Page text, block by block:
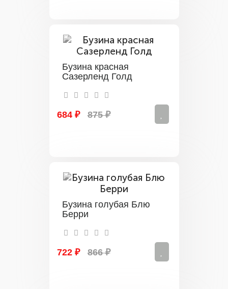
Бузина красная
Сазерленд Голд
684 ₽ 875 ₽
Бузина голубая Блю
Берри
722 ₽ 866 ₽